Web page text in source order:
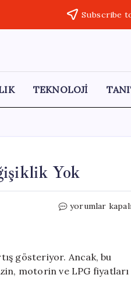
Subscribe
TEKNOLOJİ
Yok
Petrol
Tabelalarda
Değişiklik
yorumlar
gösteriyor. Ancak, bu
motorin ve LPG fiyatları